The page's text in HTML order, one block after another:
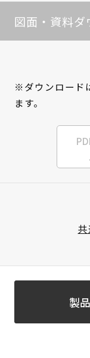
図面・資料ダ
※ダウンロード
ます。
製